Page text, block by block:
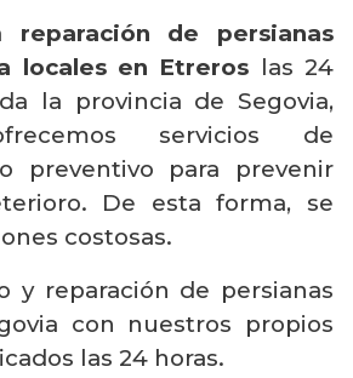
reparación de persianas
locales en Etreros las 24
la provincia de Segovia,
servicios de
preventivo para prevenir
De esta forma, se
costosas.
y reparación de persianas
con nuestros propios
las 24 horas.